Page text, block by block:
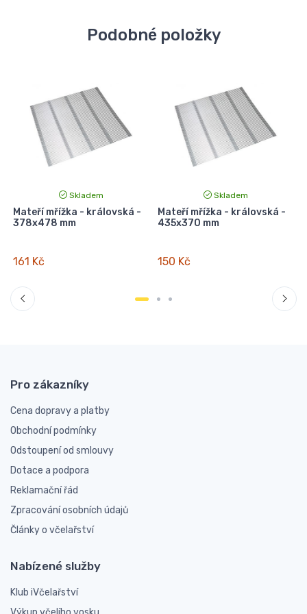
Podobné položky
Skladem
Mateří mřížka - královská -
378x478 mm
161 Kč
Skladem
Mateří mřížka - královská -
435x370 mm
150 Kč
Pro zákazníky
Cena dopravy a platby
Obchodní podmínky
Odstoupení od smlouvy
Dotace a podpora
Reklamační řád
Zpracování osobních údajů
Články o včelařství
Nabízené služby
Klub iVčelařství